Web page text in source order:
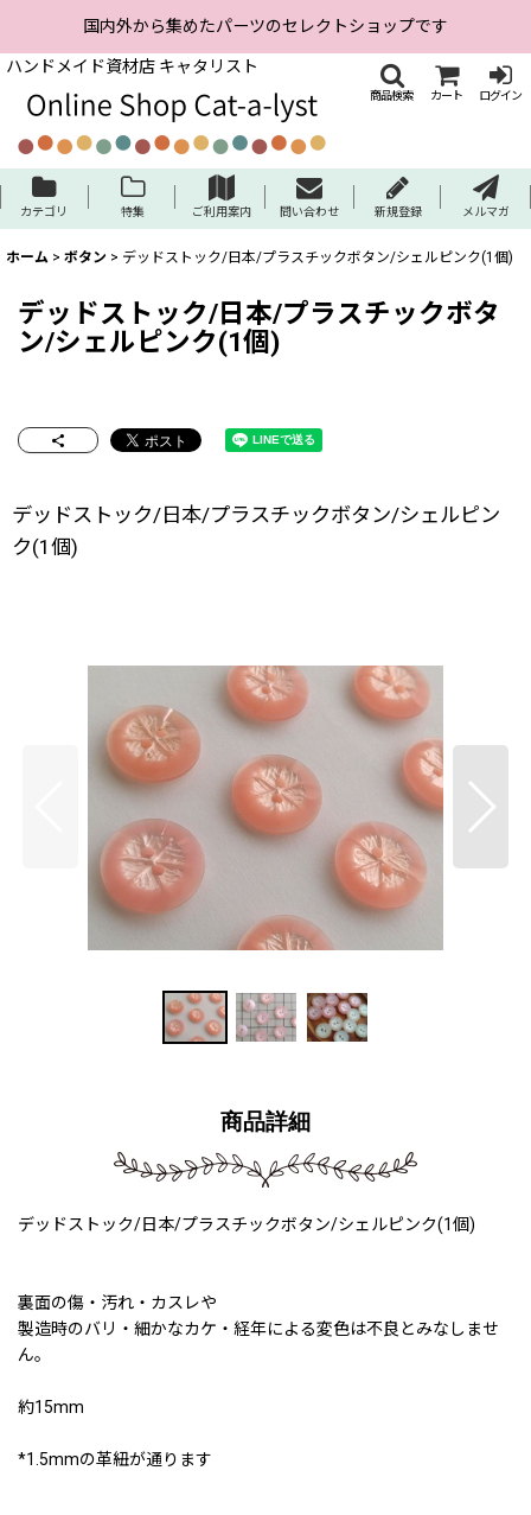
国内外から集めたパーツのセレクトショップです
ハンドメイド資材店 キャタリスト
商品検索 カート ログイン
カテゴリ 特集 ご利用案内 問い合わせ 新規登録 メルマガ
ホーム > ボタン > デッドストック/日本/プラスチックボタン/シェルピンク(1個)
デッドストック/日本/プラスチックボタ
ン/シェルピンク(1個)
デッドストック/日本/プラスチックボタン/シェルピン
ク(1個)
商品詳細
デッドストック/日本/プラスチックボタン/シェルピンク(1個)
裏面の傷・汚れ・カスレや
製造時のバリ・細かなカケ・経年による変色は不良とみなしませ
ん。
約15mm
*1.5mmの革紐が通ります